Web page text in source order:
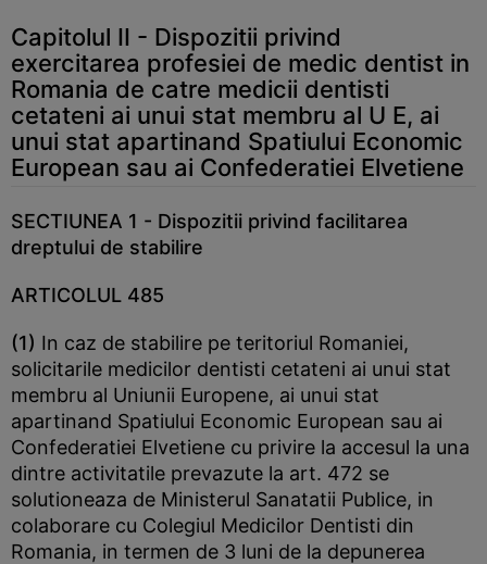
Capitolul II - Dispozitii privind
exercitarea profesiei de medic dentist in
Romania de catre medicii dentisti
cetateni ai unui stat membru al U E, ai
unui stat apartinand Spatiului Economic
European sau ai Confederatiei Elvetiene
SECTIUNEA 1 - Dispozitii privind facilitarea
dreptului de stabilire
ARTICOLUL 485
(1) In caz de stabilire pe teritoriul Romaniei,
solicitarile medicilor dentisti cetateni ai unui stat
membru al Uniunii Europene, ai unui stat
apartinand Spatiului Economic European sau ai
Confederatiei Elvetiene cu privire la accesul la una
dintre activitatile prevazute la art. 472 se
solutioneaza de Ministerul Sanatatii Publice, in
colaborare cu Colegiul Medicilor Dentisti din
Romania, in termen de 3 luni de la depunerea